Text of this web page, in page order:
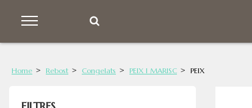
Home Rebost Congelats PEIX I MARISC PEIX